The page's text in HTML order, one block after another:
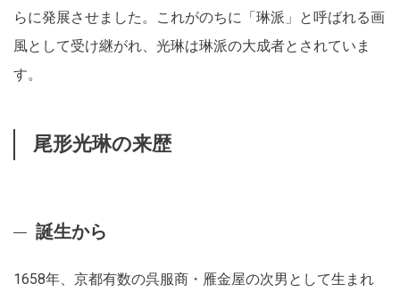
らに発展させました。これがのちに「琳派」と呼ばれる画
風として受け継がれ、光琳は琳派の大成者とされていま
す。
尾形光琳の来歴
誕生から
1658年、京都有数の呉服商・雁金屋の次男として生まれ